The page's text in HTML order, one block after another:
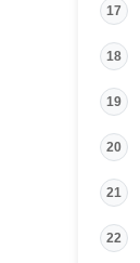
17
18
19
20
21
22